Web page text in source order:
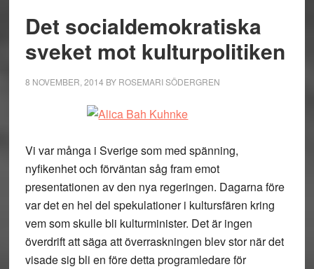
Det socialdemokratiska
sveket mot kulturpolitiken
8 NOVEMBER, 2014 BY ROSEMARI SÖDERGREN
Vi var många i Sverige som med spänning,
nyfikenhet och förväntan såg fram emot
presentationen av den nya regeringen. Dagarna före
var det en hel del spekulationer i kultursfären kring
vem som skulle bli kulturminister. Det är ingen
överdrift att säga att överraskningen blev stor när det
visade sig bli en före detta programledare för